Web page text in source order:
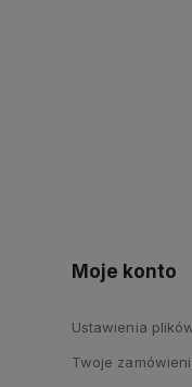
Moje konto
Ustawienia
Twoje